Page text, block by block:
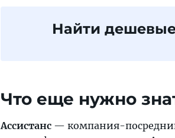
Найти
Что еще нужно
Ассистанс — компания-